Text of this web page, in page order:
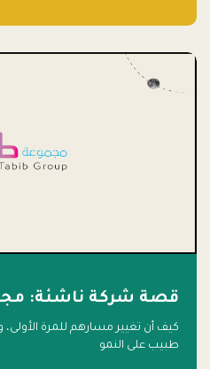
قصة شركة ناشئة:
كيف أن تغيير مسارهم للمرة الأولى،
طبيب على النمو